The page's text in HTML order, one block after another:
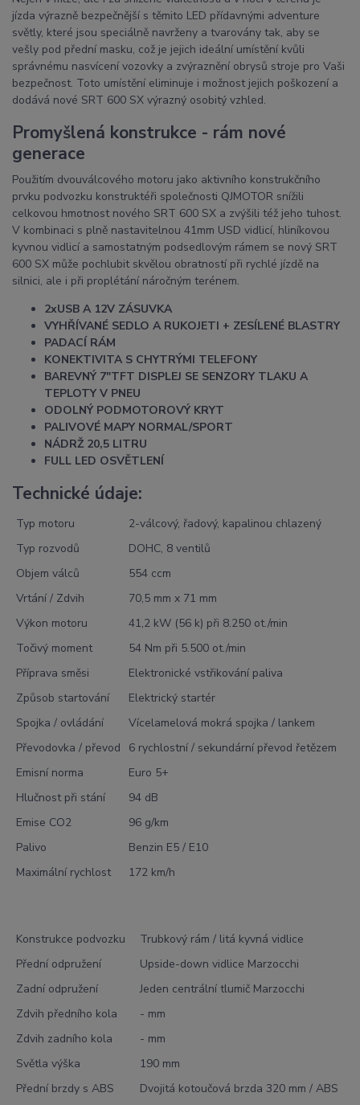
jízda výrazně bezpečnější s těmito LED přídavnými adventure
světly, které jsou speciálně navrženy a tvarovány tak, aby se
vešly pod přední masku, což je jejich ideální umístění kvůli
správnému nasvícení vozovky a zvýraznění obrysů stroje pro Vaši
bezpečnost. Toto umístění eliminuje i možnost jejich poškození a
dodává nové SRT 600 SX výrazný osobitý vzhled.
Promyšlená konstrukce - rám nové
generace
Použitím dvouválcového motoru jako aktivního konstrukčního
prvku podvozku konstruktéři společnosti QJMOTOR snížili
celkovou hmotnost nového SRT 600 SX a zvýšili též jeho tuhost.
V kombinaci s plně nastavitelnou 41mm USD vidlicí, hliníkovou
kyvnou vidlicí a samostatným podsedlovým rámem se nový SRT
600 SX může pochlubit skvělou obratností při rychlé jízdě na
silnici, ale i při proplétání náročným terénem.
2xUSB A 12V ZÁSUVKA
VYHŘÍVANÉ SEDLO A RUKOJETI + ZESÍLENÉ BLASTRY
PADACÍ RÁM
KONEKTIVITA S CHYTRÝMI TELEFONY
BAREVNÝ 7"TFT DISPLEJ SE SENZORY TLAKU A
TEPLOTY V PNEU
ODOLNÝ PODMOTOROVÝ KRYT
PALIVOVÉ MAPY NORMAL/SPORT
NÁDRŽ 20,5 LITRU
FULL LED OSVĚTLENÍ
Technické údaje:
Typ motoru
2-válcový, řadový, kapalinou chlazený
Typ rozvodů
DOHC, 8 ventilů
Objem válců
554 ccm
Vrtání / Zdvih
70,5 mm x 71 mm
Výkon motoru
41,2 kW (56 k) při 8.250 ot./min
Točivý moment
54 Nm při 5.500 ot./min
Příprava směsi
Elektronické vstřikování paliva
Způsob startování
Elektrický startér
Spojka / ovládání
Vícelamelová mokrá spojka / lankem
Převodovka / převod
6 rychlostní / sekundární převod řetězem
Emisní norma
Euro 5+
Hlučnost při stání
94 dB
Emise CO2
96 g/km
Palivo
Benzin E5 / E10
Maximální rychlost
172 km/h
Konstrukce podvozku
Trubkový rám / litá kyvná vidlice
Přední odpružení
Upside-down vidlice Marzocchi
Zadní odpružení
Jeden centrální tlumič Marzocchi
Zdvih předního kola
- mm
Zdvih zadního kola
- mm
Světla výška
190 mm
Přední brzdy s ABS
Dvojitá kotoučová brzda 320 mm / ABS